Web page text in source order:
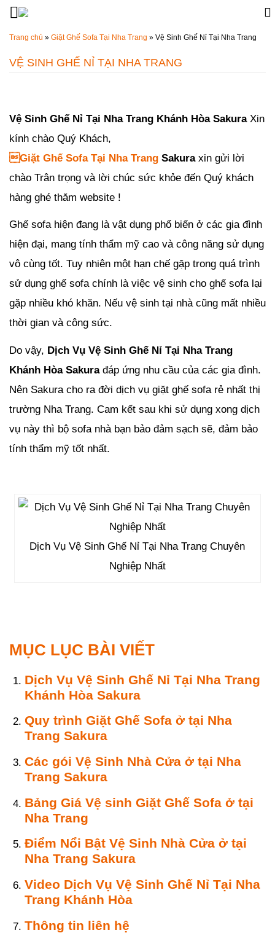
Đến nội dung chính
Trang chủ » Giặt Ghế Sofa Tại Nha Trang » Vệ Sinh Ghế Nỉ Tại Nha Trang
VỆ SINH GHẾ NỈ TẠI NHA TRANG
Vệ Sinh Ghế Nỉ Tại Nha Trang Khánh Hòa Sakura Xin
kính chào Quý Khách,
Giặt Ghế Sofa Tại Nha Trang Sakuraxin gửi lời
chào Trân trọng và lời chúc sức khỏe đến Quý khách
hàng ghé thăm website !
Ghế sofa hiện đang là vật dụng phổ biến ở các gia đình
hiện đại, mang tính thẩm mỹ cao và công năng sử dụng
vô cùng tốt. Tuy nhiên một hạn chế gặp trong quá trình
sử dụng ghế sofa chính là việc vệ sinh cho ghế sofa lại
gặp nhiều khó khăn. Nếu vệ sinh tại nhà cũng mất nhiều
thời gian và công sức.
Do vậy, Dịch Vụ Vệ Sinh Ghế Nỉ Tại Nha Trang
Khánh Hòa Sakurađáp ứng nhu cầu của các gia đình.
Nên Sakura cho ra đời dịch vụ giặt ghế sofa rẻ nhất thị
trường Nha Trang. Cam kết sau khi sử dụng xong dịch
vụ này thì bộ sofa nhà bạn bảo đảm sạch sẽ, đảm bảo
tính thẩm mỹ tốt nhất.
Dịch Vụ Vệ Sinh Ghế Nỉ Tại Nha Trang Chuyên
Nghiệp Nhất
MỤC LỤC BÀI VIẾT
Dịch Vụ Vệ Sinh Ghế Nỉ Tại Nha Trang
Khánh Hòa Sakura
Quy trình Giặt Ghế Sofa ở tại Nha
Trang Sakura
Các gói Vệ Sinh Nhà Cửa ở tại Nha
Trang Sakura
Bảng Giá Vệ sinh Giặt Ghế Sofa ở tại
Nha Trang
Điểm Nổi Bật Vệ Sinh Nhà Cửa ở tại
Nha Trang Sakura
Video Dịch Vụ Vệ Sinh Ghế Nỉ Tại Nha
Trang Khánh Hòa
Thông tin liên hệ